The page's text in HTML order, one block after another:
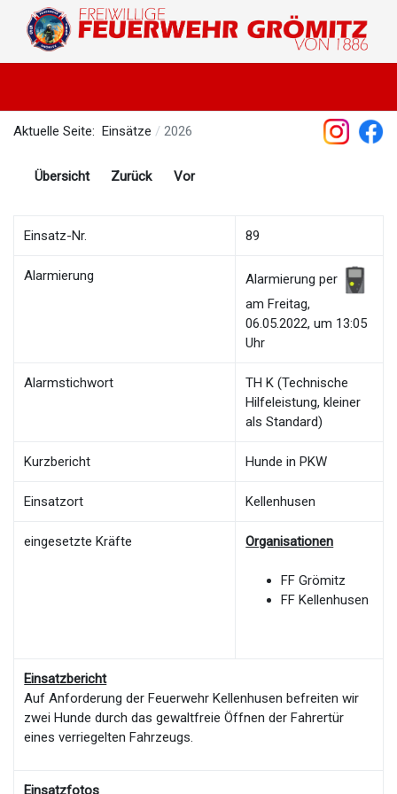
Aktuelle Seite: Einsätze 2026
Übersicht Zurück Vor
Einsatz-Nr. 89
Alarmierung
Alarmierung per
am Freitag,
06.05.2022, um 13:05
Uhr
Alarmstichwort
TH K (Technische
Hilfeleistung, kleiner
als Standard)
Kurzbericht Hunde in PKW
Einsatzort Kellenhusen
eingesetzte Kräfte Organisationen
FF Grömitz
FF Kellenhusen
Einsatzbericht
Auf Anforderung der Feuerwehr Kellenhusen befreiten wir
zwei Hunde durch das gewaltfreie Öffnen der Fahrertür
eines verriegelten Fahrzeugs.
Einsatzfotos